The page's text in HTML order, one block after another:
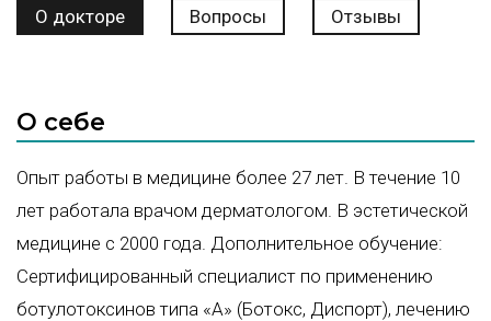
О докторе Вопросы Отзывы
О себе
Опыт работы в медицине более 27 лет. В течение 10
лет работала врачом дерматологом. В эстетической
медицине с 2000 года. Дополнительное обучение:
Сертифицированный специалист по применению
ботулотоксинов типа «А» (Ботокс, Диспорт), лечению